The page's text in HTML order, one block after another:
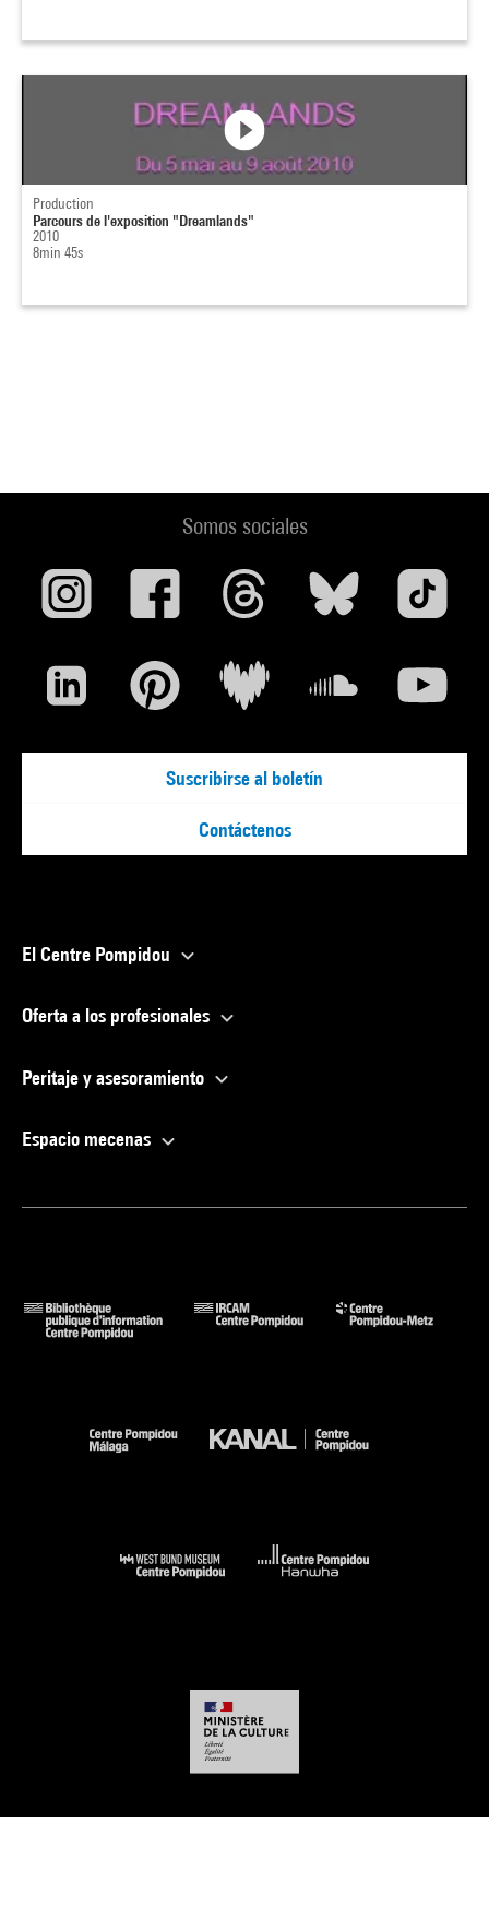
Production
Parcours de l'exposition "Dreamlands"
2010
8min 45s
Somos sociales
Suscribirse al boletín
Contáctenos
El Centre Pompidou
Oferta a los profesionales
Peritaje y asesoramiento
Espacio mecenas